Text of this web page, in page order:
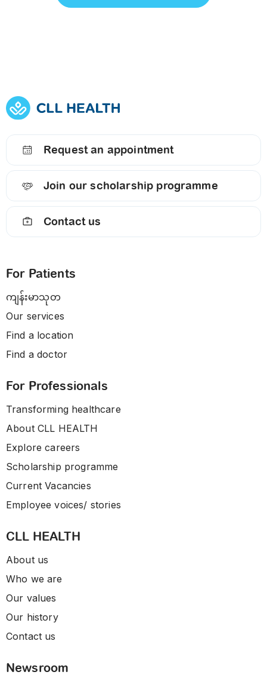
Request an appointment
Join our scholarship programme
Contact us
For Patients
ကျန်းမာသုတ
Our services
Find a location
Find a doctor
For Professionals
Transforming healthcare
About CLL HEALTH
Explore careers
Scholarship programme
Current Vacancies
Employee voices/ stories
CLL HEALTH
About us
Who we are
Our values
Our history
Contact us
Newsroom